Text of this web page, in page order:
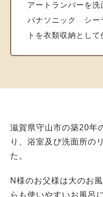
アートランバーを
パナソニック シー
トを衣類収納として
滋賀県守山市の築20年
り、浴室及び洗面所の
た。
N様のお父様は大のお
らも使いやすいお風呂